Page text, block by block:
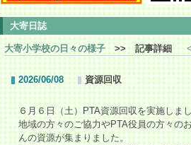
大寄日誌
大寄小学校の日々の様子 >> 記事詳細
2026/06/08 資源回収
６月６日（土）PTA資源回収を実施しま
地域の方々のご協力やPTA役員の方々の
んの資源が集まりました。